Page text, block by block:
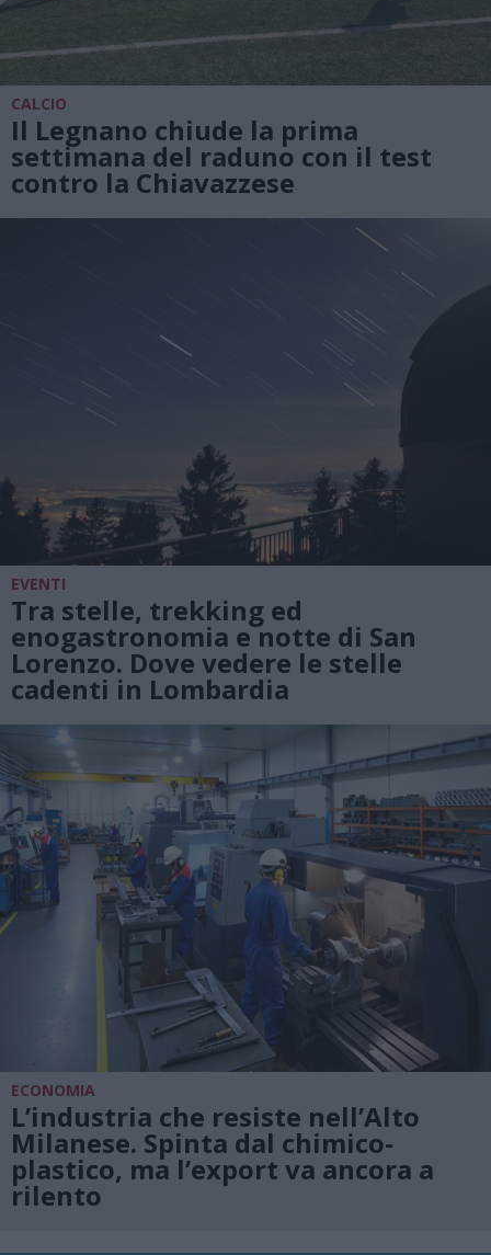
CALCIO
Il Legnano chiude la prima
settimana del raduno con il test
contro la Chiavazzese
EVENTI
Tra stelle, trekking ed
enogastronomia e notte di San
Lorenzo. Dove vedere le stelle
cadenti in Lombardia
ECONOMIA
L’industria che resiste nell’Alto
Milanese. Spinta dal chimico-
plastico, ma l’export va ancora a
rilento